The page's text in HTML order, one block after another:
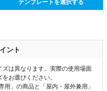
テンプレートを選択する
ント
は異なります。実際の使用場面
お選びください。
」の商品と「屋内・屋外兼用」